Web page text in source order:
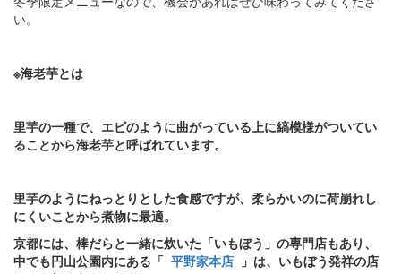
い。
※海老芋とは
里芋の一種で、エビのように曲がっている上に縞模様がついてい
ることから海老芋と呼ばれています。
里芋のようにねっとりとした食感ですが、柔らかいのに荷崩れし
にくいことから煮物に最適。
京都には、棒だらと一緒に炊いた「いもぼう」の専門店もあり、
中でも円山公園内にある「 平野家本店
」は、いもぼう発祥の店